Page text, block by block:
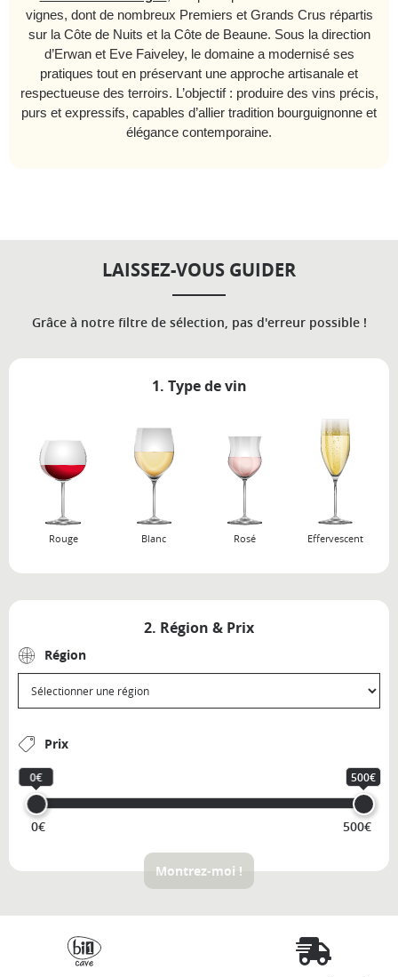
vignes, dont de nombreux Premiers et Grands Crus répartis
sur la Côte de Nuits et la Côte de Beaune. Sous la direction
d’Erwan et Eve Faiveley, le domaine a modernisé ses
pratiques tout en préservant une approche artisanale et
respectueuse des terroirs. L’objectif : produire des vins précis,
purs et expressifs, capables d’allier tradition bourguignonne et
élégance contemporaine.
LAISSEZ-VOUS GUIDER
Grâce à notre filtre de sélection, pas d'erreur possible !
1. Type de vin
Rouge Blanc Rosé Effervescent
2. Région & Prix
Région
Prix
0€ 500€
0€ 500€
Montrez-moi !